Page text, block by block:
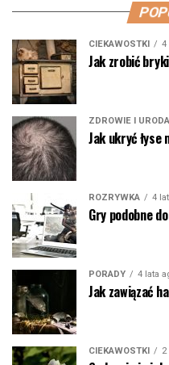
CIEKAWOSTKI 4
Jak zrobić
ZDROWIE I URODA
Jak ukryć łyse
ROZRYWKA 4
Gry podobne
PORADY 4 lata
Jak zawiązać
CIEKAWOSTKI 2